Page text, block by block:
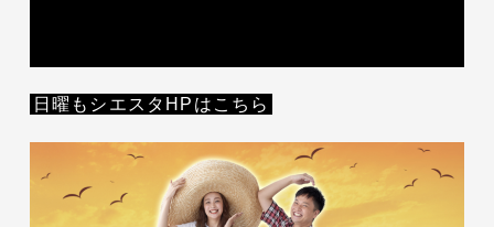
日曜もシエスタHPはこちら